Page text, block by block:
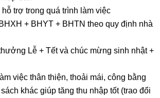
hỗ trợ trong quá trình làm việc
+ BHYT + BHTN theo quy định nhà
Lễ + Tết và chúc mừng sinh nhật +
việc thân thiện, thoải mái, công bằng
khác giúp tăng thu nhập tốt (trao đổi